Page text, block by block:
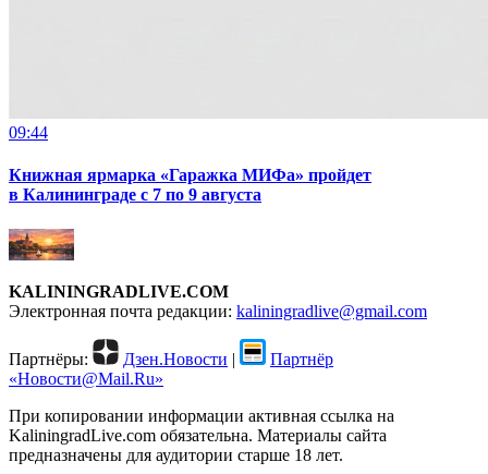
09:44
Книжная ярмарка «Гаражка МИФа» пройдет
в Калининграде с 7 по 9 августа
KALININGRADLIVE.COM
Электронная почта редакции: kaliningradlive@gmail.com
Партнёры: Дзен.Новости |
Партнёр
«Новости@Mail.Ru»
При копировании информации активная ссылка на
KaliningradLive.com обязательна. Материалы сайта
предназначены для аудитории старше 18 лет.